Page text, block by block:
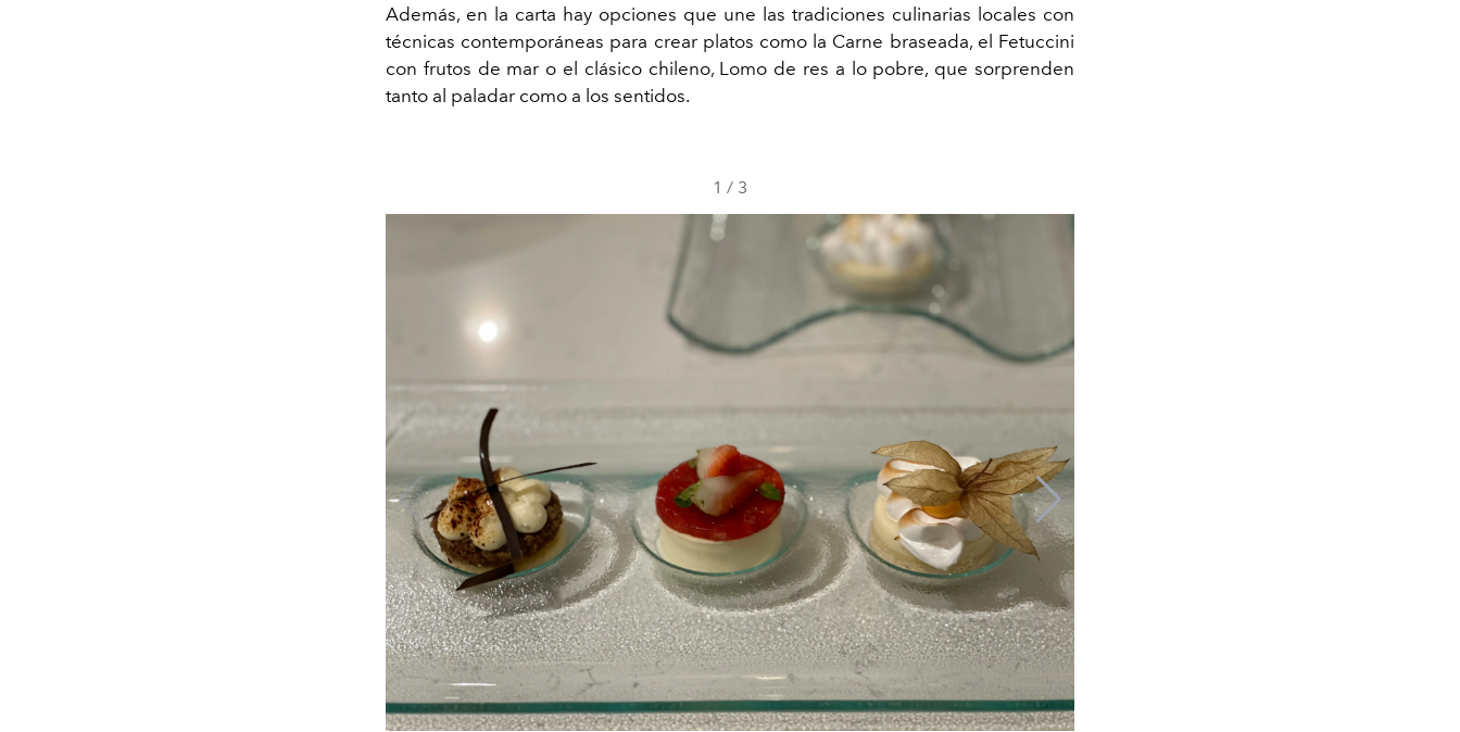
Además, en la carta hay opciones que une las tradiciones culinarias locales con
técnicas contemporáneas para crear platos como la Carne braseada, el Fetuccini
con frutos de mar o el clásico chileno, Lomo de res a lo pobre, que sorprenden
tanto al paladar como a los sentidos.
1 / 3